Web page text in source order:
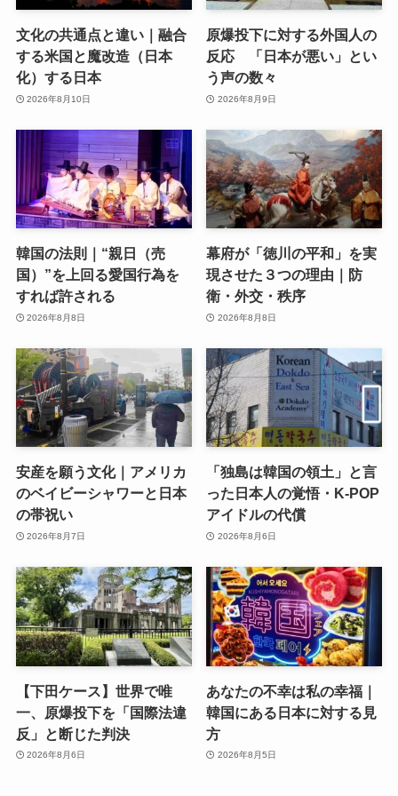
文化の共通点と違い｜融合
する米国と魔改造（日本
化）する日本
2026年8月10日
原爆投下に対する外国人の
反応 「日本が悪い」とい
う声の数々
2026年8月9日
韓国の法則｜“親日（売
国）”を上回る愛国行為を
すれば許される
2026年8月8日
幕府が「徳川の平和」を実
現させた３つの理由｜防
衛・外交・秩序
2026年8月8日
安産を願う文化｜アメリカ
のベイビーシャワーと日本
の帯祝い
2026年8月7日
「独島は韓国の領土」と言
った日本人の覚悟・K-POP
アイドルの代償
2026年8月6日
【下田ケース】世界で唯
一、原爆投下を「国際法違
反」と断じた判決
2026年8月6日
あなたの不幸は私の幸福｜
韓国にある日本に対する見
方
2026年8月5日